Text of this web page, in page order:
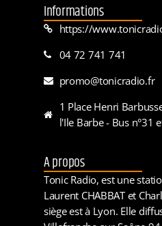
Informations
https://
04 72 741 741
promo@tonicradio.fr
1 Place Henri
l'Ile Barbe - Bus n°31
A propos
Tonic Radio, est une
Laurent CHABBAT et
siège est à Lyon. Elle